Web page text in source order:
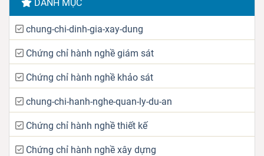
DANH MỤC
chung-chi-dinh-gia-xay-dung
Chứng chỉ hành nghề giám sát
Chứng chỉ hành nghề khảo sát
chung-chi-hanh-nghe-quan-ly-du-an
Chứng chỉ hành nghề thiết kế
Chứng chỉ hành nghề xây dựng